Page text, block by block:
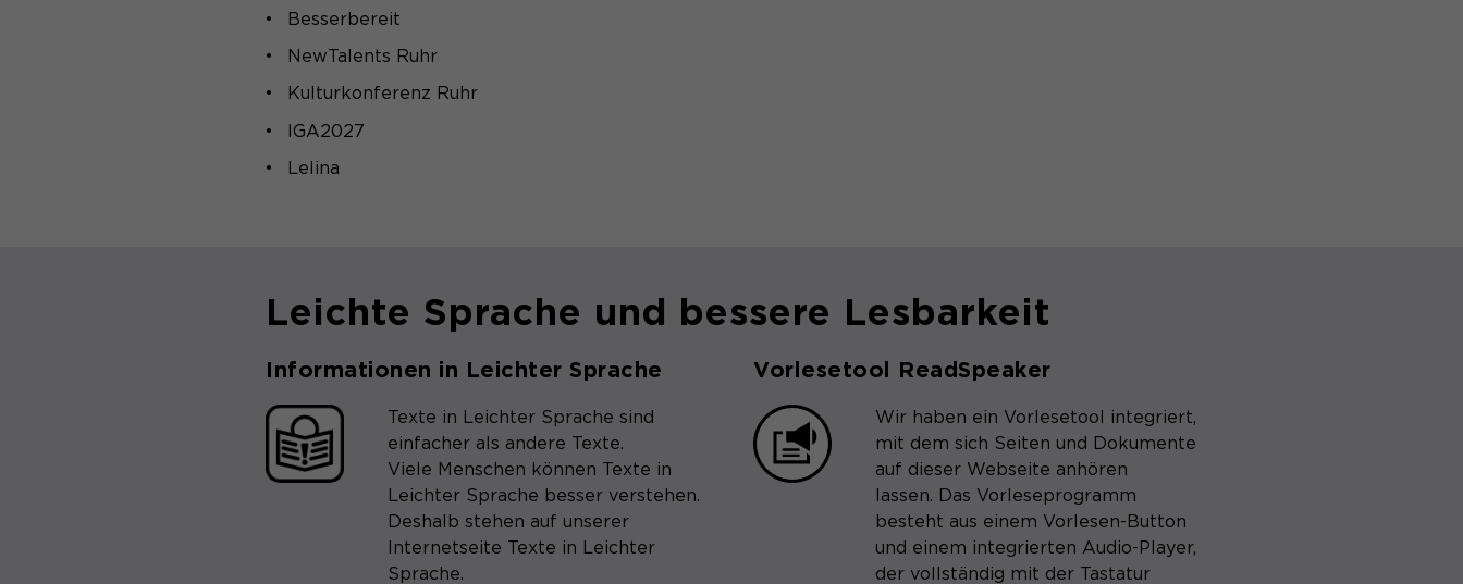
Besserbereit
NewTalents Ruhr
Kulturkonferenz Ruhr
IGA2027
Lelina
Leichte Sprache und bessere Lesbarkeit
Informationen in Leichter Sprache
Texte in Leichter Sprache sind
einfacher als andere Texte.
Viele Menschen können Texte in
Leichter Sprache besser verstehen.
Deshalb stehen auf unserer
Internetseite Texte in Leichter
Sprache.
Vorlesetool ReadSpeaker
Wir haben ein Vorlesetool integriert,
mit dem sich Seiten und Dokumente
auf dieser Webseite anhören
lassen. Das Vorleseprogramm
besteht aus einem Vorlesen-Button
und einem integrierten Audio-Player,
der vollständig mit der Tastatur